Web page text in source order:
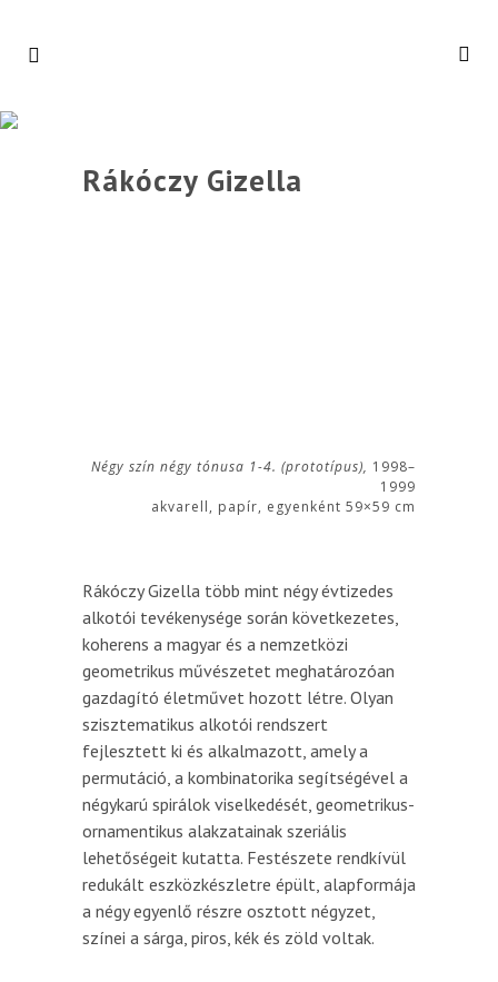
Rákóczy Gizella
Négy szín négy tónusa 1-4. (prototípus), 1998–
1999
akvarell, papír, egyenként 59×59 cm
Rákóczy Gizella több mint négy évtizedes
alkotói tevékenysége során következetes,
koherens a magyar és a nemzetközi
geometrikus művészetet meghatározóan
gazdagító életművet hozott létre. Olyan
szisztematikus alkotói rendszert
fejlesztett ki és alkalmazott, amely a
permutáció, a kombinatorika segítségével a
négykarú spirálok viselkedését, geometrikus-
ornamentikus alakzatainak szeriális
lehetőségeit kutatta. Festészete rendkívül
redukált eszközkészletre épült, alapformája
a négy egyenlő részre osztott négyzet,
színei a sárga, piros, kék és zöld voltak.